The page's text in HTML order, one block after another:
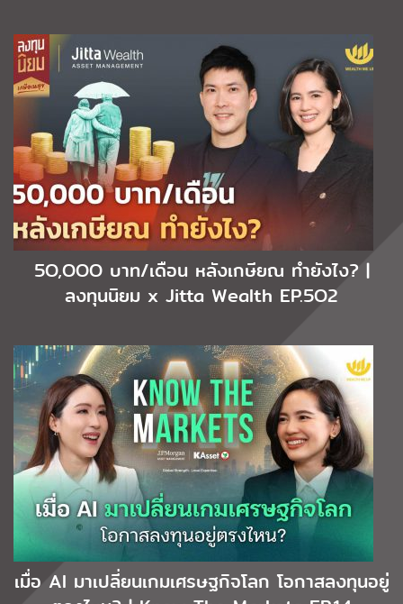
5O,OOO บาท/เดือน หลังเกษียณ ทำยังไง? |
ลงทุนนิยม x Jitta Wealth EP.5O2
เมื่อ AI มาเปลี่ยนเกมเศรษฐกิจโลก โอกาสลงทุนอยู่